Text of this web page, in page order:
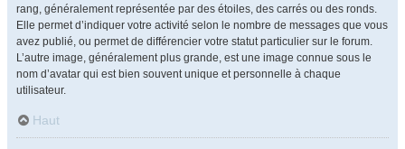
rang, généralement représentée par des étoiles, des carrés ou des ronds.
Elle permet d’indiquer votre activité selon le nombre de messages que vous
avez publié, ou permet de différencier votre statut particulier sur le forum.
L’autre image, généralement plus grande, est une image connue sous le
nom d’avatar qui est bien souvent unique et personnelle à chaque
utilisateur.
Haut